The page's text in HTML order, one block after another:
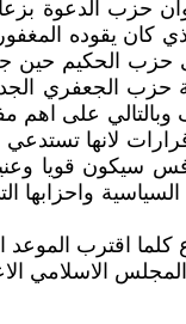
حزب الدعوة
يقوده المغفور
حزب الحكيم حين
حزب الجعفري
على الائتلاف
لانها تستدعي
سيكون قويا
كلما اقترب
الاسلامي